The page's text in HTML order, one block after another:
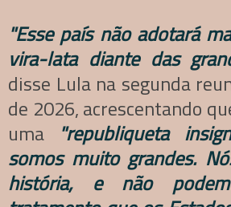
"Esse país não adotará
vira-lata diante das
disse Lula na segunda
de 2026, acrescentando
uma
"republiqueta
somos muito grandes.
história, e não